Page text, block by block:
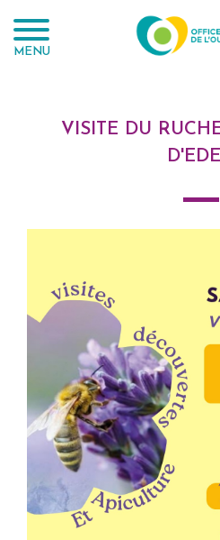
MENU
VISITE DU